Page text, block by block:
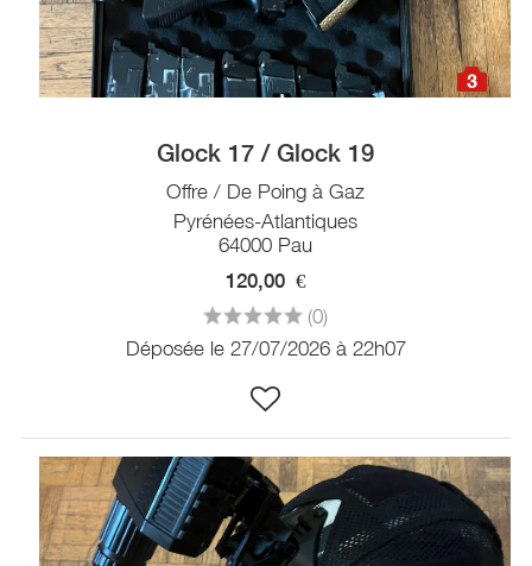
3
Glock 17 / Glock 19
Offre / De Poing à Gaz
Pyrénées-Atlantiques
64000 Pau
120,00 €
(0)
Déposée le 27/07/2026 à 22h07